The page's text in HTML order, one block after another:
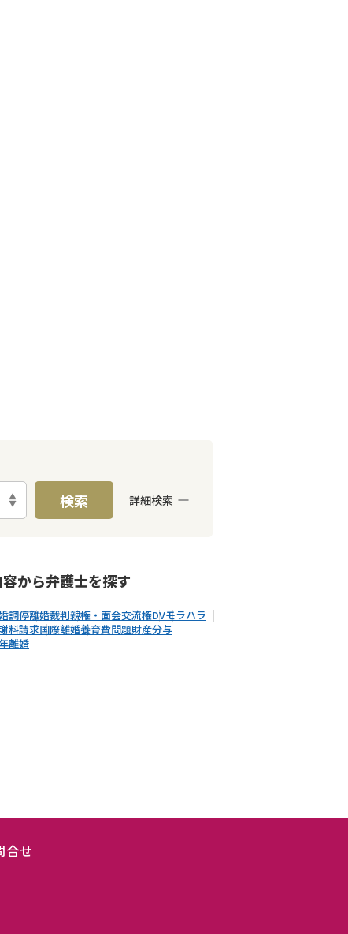
検索 詳細検索
から弁護士を探す
調停離婚裁判親権・面会交流権DVモラハラ
料請求国際離婚養育費問題財産分与
離婚
合せ